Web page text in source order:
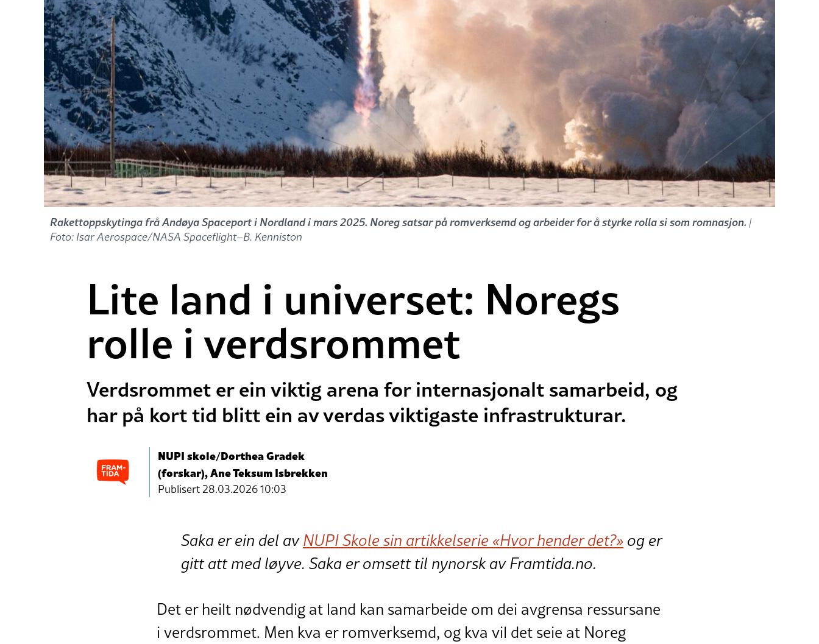
Rakettoppskytinga frå Andøya Spaceport i Nordland i mars 2025. Noreg satsar på romverksemd og arbeider for å styrke rolla si som romnasjon. |
Foto: Isar Aerospace/NASA Spaceflight–B. Kenniston
Lite land i universet: Noregs
rolle i verdsrommet
Verdsrommet er ein viktig arena for internasjonalt samarbeid, og
har på kort tid blitt ein av verdas viktigaste infrastrukturar.
NUPI skole/Dorthea Gradek
(forskar), Ane Teksum Isbrekken
Publisert28.03.2026 10:03
Saka er ein del avNUPI Skole sin artikkelserie «Hvor hender det?»og er
gitt att med løyve. Saka er omsett til nynorsk av Framtida.no.
Det er heilt nødvendig at land kan samarbeide om dei avgrensa ressursane
i verdsrommet. Men kva er romverksemd, og kva vil det seie at Noreg